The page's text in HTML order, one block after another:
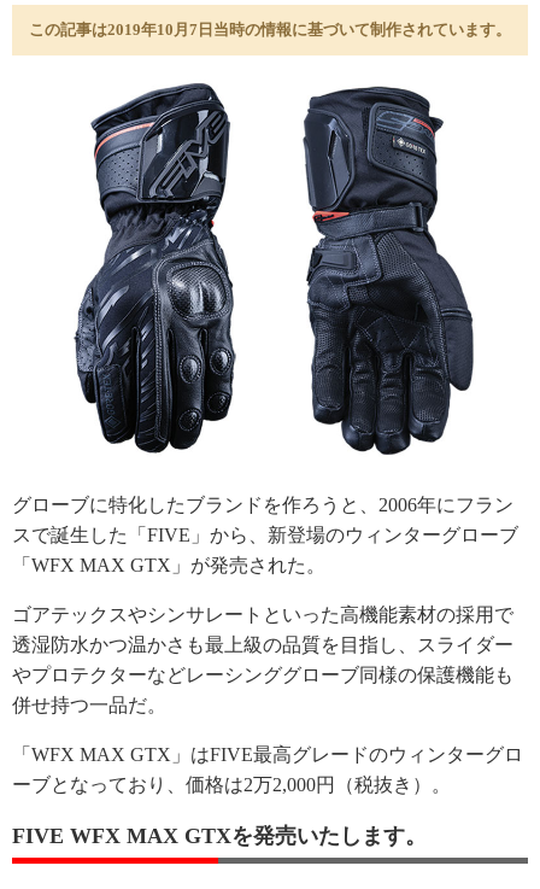
この記事は2019年10月7日当時の情報に基づいて制作されています。
グローブに特化したブランドを作ろうと、2006年にフラン
スで誕生した「FIVE」から、新登場のウィンターグローブ
「WFX MAX GTX」が発売された。
ゴアテックスやシンサレートといった高機能素材の採用で
透湿防水かつ温かさも最上級の品質を目指し、スライダー
やプロテクターなどレーシンググローブ同様の保護機能も
併せ持つ一品だ。
「WFX MAX GTX」はFIVE最高グレードのウィンターグロ
ーブとなっており、価格は2万2,000円（税抜き）。
FIVE WFX MAX GTXを発売いたします。